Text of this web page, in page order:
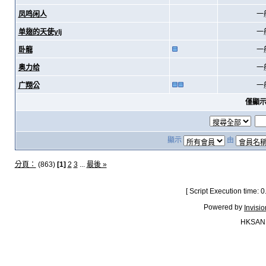
凤鸣闲人 一
单翅的天使ylj 一
卧龍 一
奥力给 一
广翔公
一
僅顯
顯示 由
分頁： (863) [1] 2 3... 最後 »
[ Script Execution time:
Powered by